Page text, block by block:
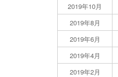
2019年10月
2019年8月
2019年6月
2019年4月
2019年2月